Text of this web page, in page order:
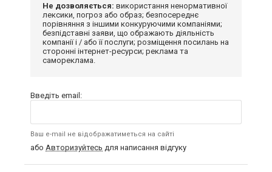
Не дозволяється: використання ненормативної
лексики, погроз або образ; безпосереднє
порівняння з іншими конкуруючими компаніями;
безпідставні заяви, що ображають діяльність
компанії і / або її послуги; розміщення посилань на
сторонні інтернет-ресурси; реклама та
самореклама.
Введіть email:
Ваш e-mail не відображатиметься на сайті
або Авторизуйтесь для написання відгуку